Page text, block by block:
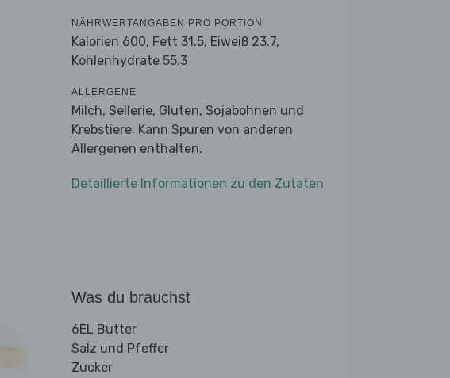
NÄHRWERTANGABEN PRO PORTION
Kalorien 600, Fett 31.5, Eiweiß 23.7,
Kohlenhydrate 55.3
ALLERGENE
Milch, Sellerie, Gluten, Sojabohnen und
Krebstiere. Kann Spuren von anderen
Allergenen enthalten.
Detaillierte Informationen zu den Zutaten
Was du brauchst
6EL Butter
Salz und Pfeffer
Zucker